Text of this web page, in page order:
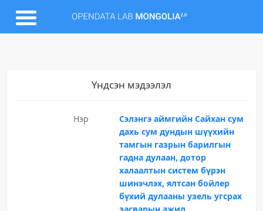
Үндсэн мэдээлэл
Нэр
Сэлэнгэ аймгийн Сайхан сум
дахь сум дундын шүүхийн
тамгын газрын барилгын
гадна дулаан, дотор
халаалтын систем бүрэн
шинэчлэх, ялтсан бойлер
бүхий дулааны узель угсрах